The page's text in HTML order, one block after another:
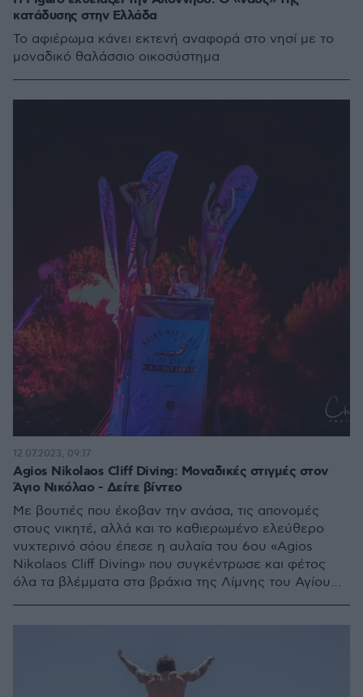
κατάδυσης στην Ελλάδα
Το αφιέρωμα κάνει εκτενή αναφορά στο νησί με το
μοναδικό θαλάσσιο οικοσύστημα
Agios Nikolaos Cliff Diving: Μοναδικές στιγμές στον
Άγιο Νικόλαο - Δείτε βίντεο
Με βουτιές που έκοβαν την ανάσα, τις απονομές
στους νικητέ, αλλά και το καθιερωμένο ελεύθερο
νυχτερινό σόου έπεσε η αυλαία του 6ου «Agios
Nikolaos Cliff Diving» που συγκέντρωσε και φέτος
όλα τα βλέμματα στα βράχια της Λίμνης του Αγίου
12.07.2023, 09:17